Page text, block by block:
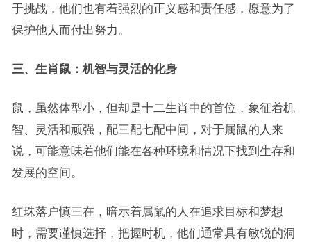
于挑战，他们也有着强烈的正义感和责任感，愿意为了
保护他人而付出努力。
三、生肖鼠：机智与灵活的化身
鼠，虽然体型小，但却是十二生肖中的首位，象征着机
智、灵活和顽强，配三配七配中间，对于属鼠的人来
说，可能意味着他们能在各种环境和情况下找到生存和
发展的空间。
红珠落户慎三在，暗示着属鼠的人在追求目标和梦想
时，需要谨慎选择，把握时机，他们通常具有敏锐的洞